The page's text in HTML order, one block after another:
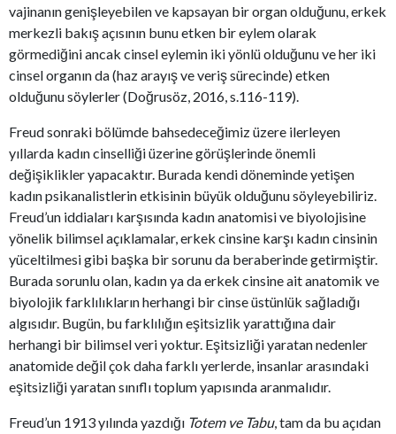
vajinanın genişleyebilen ve kapsayan bir organ olduğunu, erkek
merkezli bakış açısının bunu etken bir eylem olarak
görmediğini ancak cinsel eylemin iki yönlü olduğunu ve her iki
cinsel organın da (haz arayış ve veriş sürecinde) etken
olduğunu söylerler (Doğrusöz, 2016, s.116-119).
Freud sonraki bölümde bahsedeceğimiz üzere ilerleyen
yıllarda kadın cinselliği üzerine görüşlerinde önemli
değişiklikler yapacaktır. Burada kendi döneminde yetişen
kadın psikanalistlerin etkisinin büyük olduğunu söyleyebiliriz.
Freud’un iddiaları karşısında kadın anatomisi ve biyolojisine
yönelik bilimsel açıklamalar, erkek cinsine karşı kadın cinsinin
yüceltilmesi gibi başka bir sorunu da beraberinde getirmiştir.
Burada sorunlu olan, kadın ya da erkek cinsine ait anatomik ve
biyolojik farklılıkların herhangi bir cinse üstünlük sağladığı
algısıdır. Bugün, bu farklılığın eşitsizlik yarattığına dair
herhangi bir bilimsel veri yoktur. Eşitsizliği yaratan nedenler
anatomide değil çok daha farklı yerlerde, insanlar arasındaki
eşitsizliği yaratan sınıflı toplum yapısında aranmalıdır.
Freud’un 1913 yılında yazdığı Totem ve Tabu, tam da bu açıdan